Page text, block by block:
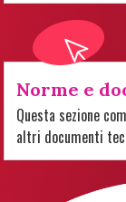
Norme e
Questa sezione
altri documenti